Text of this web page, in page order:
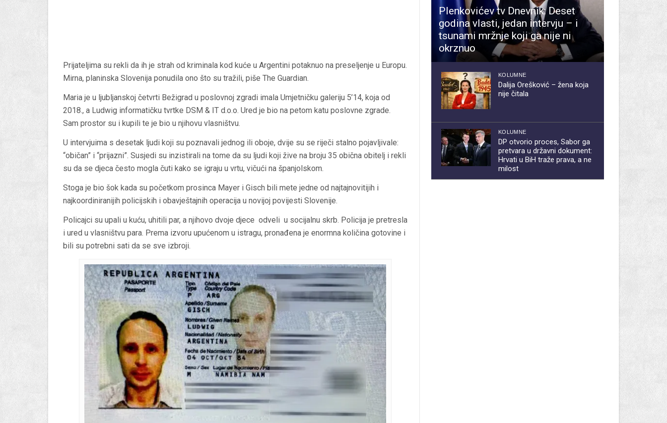
Prijateljima su rekli da ih je strah od kriminala kod kuće u Argentini potaknuo na preseljenje u Europu.
Mirna, planinska Slovenija ponudila ono što su tražili, piše The Guardian.
Maria je u ljubljanskoj četvrti Bežigrad u poslovnoj zgradi imala Umjetničku galeriju 5’14, koja od
2018., a Ludwig informatičku tvrtke DSM & IT d.o.o. Ured je bio na petom katu poslovne zgrade.
Sam prostor su i kupili te je bio u njihovu vlasništvu.
U intervjuima s desetak ljudi koji su poznavali jednog ili oboje, dvije su se riječi stalno pojavljivale:
“običan” i “prijazni”. Susjedi su inzistirali na tome da su ljudi koji žive na broju 35 obična obitelj i rekli
su da se djeca često mogla čuti kako se igraju u vrtu, vičući na španjolskom.
Stoga je bio šok kada su početkom prosinca Mayer i Gisch bili mete jedne od najtajnovitijih i
najkoordiniranijih policijskih i obavještajnih operacija u novijoj povijesti Slovenije.
Policajci su upali u kuću, uhitili par, a njihovo dvoje djece odveli u socijalnu skrb. Policija je pretresla
i ured u vlasništvu para. Prema izvoru upućenom u istragu, pronađena je enormna količina gotovine i
bili su potrebni sati da se sve izbroji.
Plenkovićev tv Dnevnik: Deset
godina vlasti, jedan intervju – i
tsunami mržnje koji ga nije ni
okrznuo
KOLUMNE
Dalija Orešković – žena koja
nije čitala
KOLUMNE
DP otvorio proces, Sabor ga
pretvara u državni dokument:
Hrvati u BiH traže prava, a ne
milost